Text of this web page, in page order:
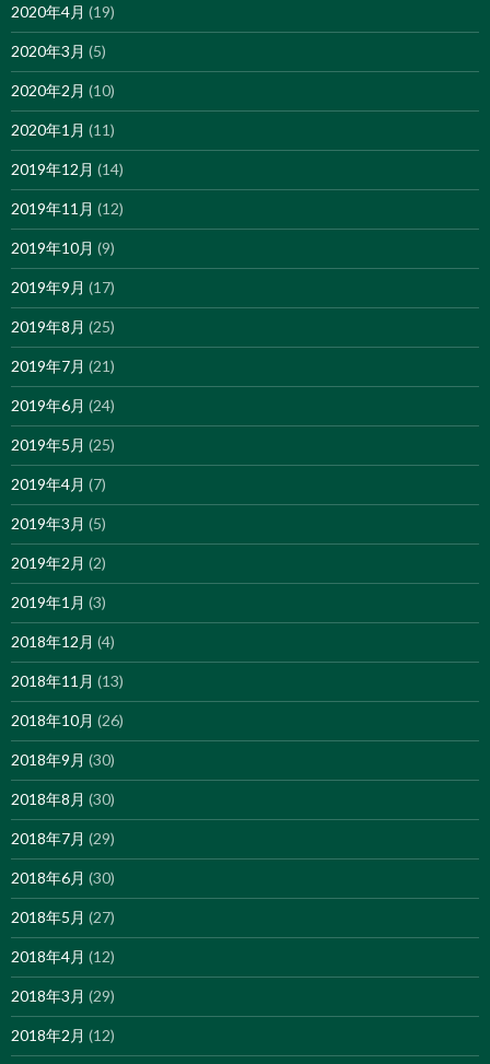
2020年4月 (19)
2020年3月 (5)
2020年2月 (10)
2020年1月 (11)
2019年12月 (14)
2019年11月 (12)
2019年10月 (9)
2019年9月 (17)
2019年8月 (25)
2019年7月 (21)
2019年6月 (24)
2019年5月 (25)
2019年4月 (7)
2019年3月 (5)
2019年2月 (2)
2019年1月 (3)
2018年12月 (4)
2018年11月 (13)
2018年10月 (26)
2018年9月 (30)
2018年8月 (30)
2018年7月 (29)
2018年6月 (30)
2018年5月 (27)
2018年4月 (12)
2018年3月 (29)
2018年2月 (12)